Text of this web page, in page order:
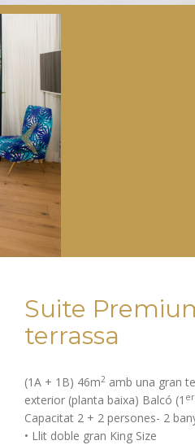
Suite
terrassa
(1A + 1B) 46m2 amb una gran
exterior (planta baixa) Balcó (1 er
Capacitat 2 + 2 persones- 2
• Llit doble gran King Size